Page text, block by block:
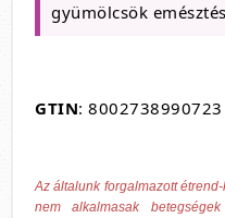
gyümölcsök
GTIN: 8002738990723
Az általunk forgalmazott
nem alkalmasak